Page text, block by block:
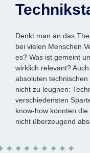
Denkt man an das
bei vielen Menschen
es? Was ist gemeint
wirklich relevant?
absoluten
nicht zu leugnen:
verschiedensten
know-how könnten
nicht überzeugend